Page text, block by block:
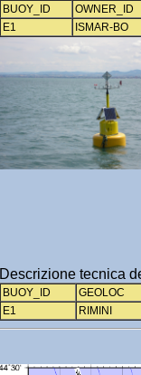
BUOY_ID
OWNER_ID
E1
ISMAR-BO
Descrizione tecnica
BUOY_ID
GEOLOC
E1
RIMINI